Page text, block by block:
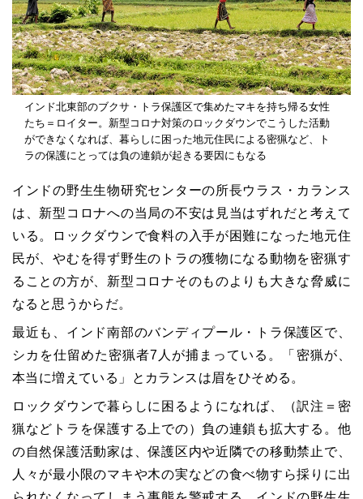
インド北東部のブクサ・トラ保護区で集めたマキを持ち帰る女性
たち＝ロイター。新型コロナ対策のロックダウンでこうした活動
ができなくなれば、暮らしに困った地元住民による密猟など、ト
ラの保護にとっては負の連鎖が起きる要因にもなる
インドの野生生物研究センターの所長ウラス・カランス
は、新型コロナへの当局の不安は見当はずれだと考えて
いる。ロックダウンで食料の入手が困難になった地元住
民が、やむを得ず野生のトラの獲物になる動物を密猟す
ることの方が、新型コロナそのものよりも大きな脅威に
なると思うからだ。
最近も、インド南部のバンディプール・トラ保護区で、
シカを仕留めた密猟者7人が捕まっている。「密猟が、
本当に増えている」とカランスは眉をひそめる。
ロックダウンで暮らしに困るようになれば、（訳注＝密
猟などトラを保護する上での）負の連鎖も拡大する。他
の自然保護活動家は、保護区内や近隣での移動禁止で、
人々が最小限のマキや木の実などの食べ物すら採りに出